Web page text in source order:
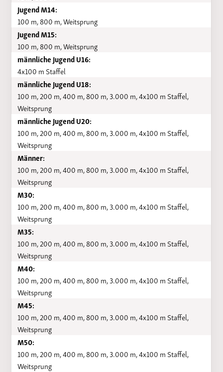
Jugend M14:
100 m, 800 m, Weitsprung
Jugend M15:
100 m, 800 m, Weitsprung
männliche Jugend U16:
4x100 m Staffel
männliche Jugend U18:
100 m, 200 m, 400 m, 800 m, 3.000 m, 4x100 m Staffel,
Weitsprung
männliche Jugend U20:
100 m, 200 m, 400 m, 800 m, 3.000 m, 4x100 m Staffel,
Weitsprung
Männer:
100 m, 200 m, 400 m, 800 m, 3.000 m, 4x100 m Staffel,
Weitsprung
M30:
100 m, 200 m, 400 m, 800 m, 3.000 m, 4x100 m Staffel,
Weitsprung
M35:
100 m, 200 m, 400 m, 800 m, 3.000 m, 4x100 m Staffel,
Weitsprung
M40:
100 m, 200 m, 400 m, 800 m, 3.000 m, 4x100 m Staffel,
Weitsprung
M45:
100 m, 200 m, 400 m, 800 m, 3.000 m, 4x100 m Staffel,
Weitsprung
M50:
100 m, 200 m, 400 m, 800 m, 3.000 m, 4x100 m Staffel,
Weitsprung